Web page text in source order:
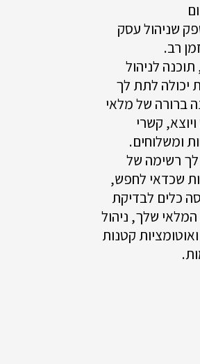
שניהול עסק
רב.
לניהול
יכולה לתת לך
ברורה של מלאי
קשרי
ומשלוחים.
לך רשימה של
שכדאי לחפש,
כלים לבדיקת
שלך, ניהול
קטנות